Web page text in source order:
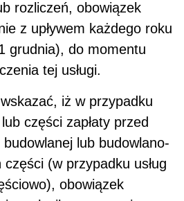
rozliczeń, obowiązek
z upływem każdego roku
grudnia), do momentu
tej usługi.
iż w przypadku
części zapłaty przed
budowlanej lub budowlano-
(w przypadku usług
obowiązek